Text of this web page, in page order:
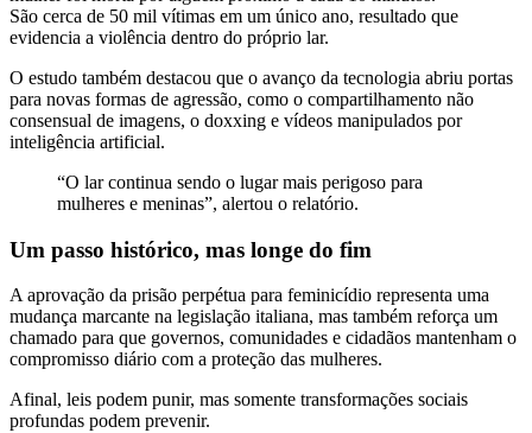
São cerca de 50 mil vítimas em um único ano, resultado que
evidencia a violência dentro do próprio lar.
O estudo também destacou que o avanço da tecnologia abriu portas
para novas formas de agressão, como o compartilhamento não
consensual de imagens, o doxxing e vídeos manipulados por
inteligência artificial.
“O lar continua sendo o lugar mais perigoso para
mulheres e meninas”, alertou o relatório.
Um passo histórico, mas longe do fim
A aprovação da prisão perpétua para feminicídio representa uma
mudança marcante na legislação italiana, mas também reforça um
chamado para que governos, comunidades e cidadãos mantenham o
compromisso diário com a proteção das mulheres.
Afinal, leis podem punir, mas somente transformações sociais
profundas podem prevenir.